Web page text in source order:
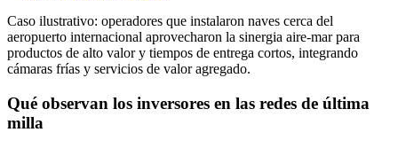
Caso ilustrativo: operadores que instalaron naves cerca del
aeropuerto internacional aprovecharon la sinergia aire-mar para
productos de alto valor y tiempos de entrega cortos, integrando
cámaras frías y servicios de valor agregado.
Qué observan los inversores en las redes de última
milla